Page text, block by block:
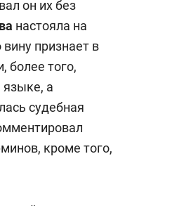
он их без
настояла на
признает в
более того,
языке, а
судебная
кроме того,